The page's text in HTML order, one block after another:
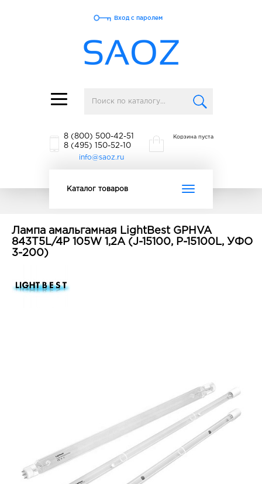
Toggle
navigation
Вход с паролем
8 (800) 500-42-51
8 (495) 150-52-10
info@saoz.ru
Корзина пуста
Toggle
Каталог товаров
Лампа амальгaмная LightBest GPHVA
843T5L/4P 105W 1,2A (J-15100, P-15100L, УФО
3-200)